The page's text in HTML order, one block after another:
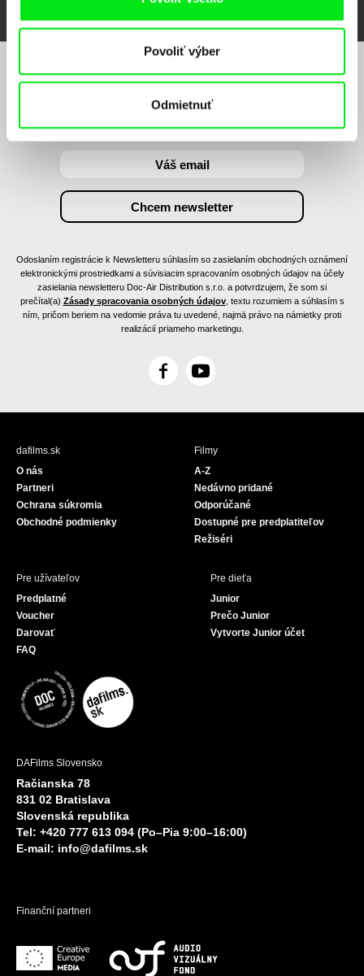
Povoliť výber
Odmietnuť
Chcete byť pravidelne informovaní o našom
filmovom programe?
Odoslaním registrácie k Newsletteru súhlasím so zasielaním obchodných oznámení
elektronickými prostriedkami a súvisiacim spracovaním osobných údajov na účely
zasielania newsletteru Doc-Air Distribution s.r.o. a potvrdzujem, že som si
prečítal(a) Zásady spracovania osobných údajov, textu rozumiem a súhlasím s
ním, pričom beriem na vedomie práva tu uvedené, najmä právo na námietky proti
realizácií priameho marketingu.
F
c
Y
u
e
dafilms.sk
O nás
Partneri
Ochrana súkromia
Obchodné podmienky
Filmy
A-Z
Nedávno pridané
Odporúčané
Dostupné pre predplatiteľov
Režiséri
Pre užívateľov
Predplatné
Voucher
Darovať
FAQ
Pre dieťa
Junior
Prečo Junior
Vytvorte Junior účet
DAFilms Slovensko
Račianska 78
831 02 Bratislava
Slovenská republika
Tel: +420 777 613 094 (Po–Pia 9:00–16:00)
E-mail: info@dafilms.sk
Finanční partneri